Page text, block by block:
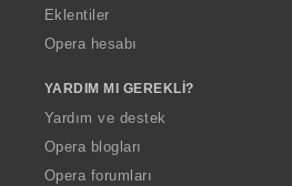
Eklentiler
Opera hesabı
YARDIM MI GEREKLI?
Yardım ve destek
Opera blogları
Opera forumları